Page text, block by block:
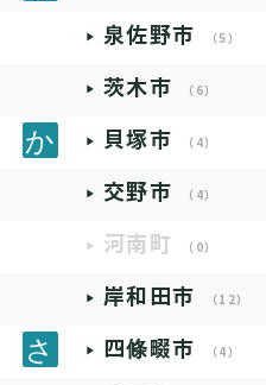
泉佐野市 （5）
茨木市 （6）
貝塚市 （4）
交野市 （4）
河南町 （0）
岸和田市 （12）
四條畷市 （4）